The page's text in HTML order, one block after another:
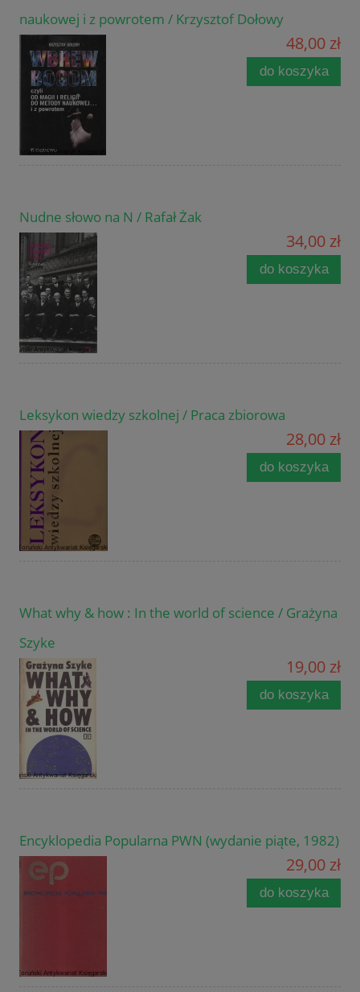
naukowej i z powrotem / Krzysztof Dołowy
48,00 zł
do koszyka
Nudne słowo na N / Rafał Żak
34,00 zł
do koszyka
Leksykon wiedzy szkolnej / Praca zbiorowa
28,00 zł
do koszyka
What why & how : In the world of science / Grażyna
Szyke
19,00 zł
do koszyka
Encyklopedia Popularna PWN (wydanie piąte, 1982)
29,00 zł
do koszyka